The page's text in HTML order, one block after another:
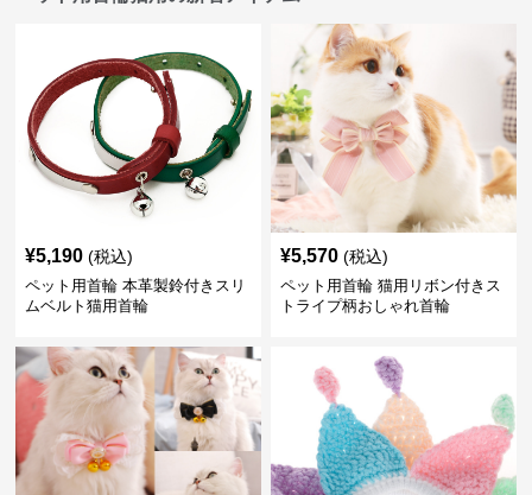
¥5,190 (税込)
ペット用首輪 本革製鈴付きスリ
ムベルト猫用首輪
¥5,570 (税込)
ペット用首輪 猫用リボン付きス
トライプ柄おしゃれ首輪